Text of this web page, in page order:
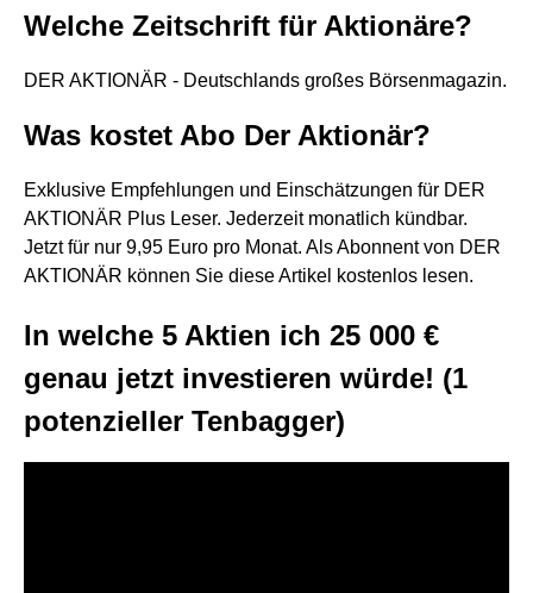
Welche Zeitschrift für Aktionäre?
DER AKTIONÄR - Deutschlands großes Börsenmagazin.
Was kostet Abo Der Aktionär?
Exklusive Empfehlungen und Einschätzungen für DER
AKTIONÄR Plus Leser. Jederzeit monatlich kündbar.
Jetzt für nur 9,95 Euro pro Monat. Als Abonnent von DER
AKTIONÄR können Sie diese Artikel kostenlos lesen.
In welche 5 Aktien ich 25 000 €
genau jetzt investieren würde! (1
potenzieller Tenbagger)